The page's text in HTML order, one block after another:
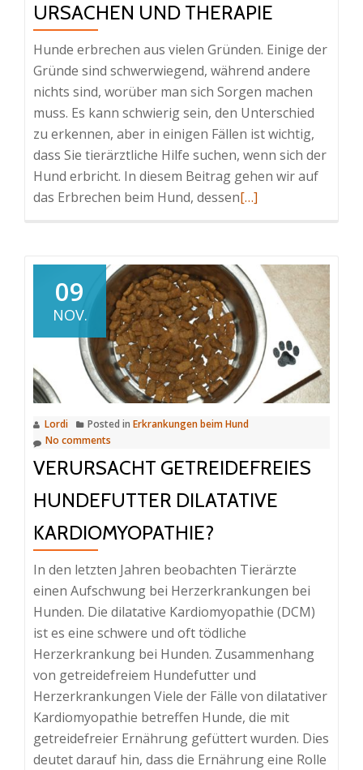
URSACHEN UND THERAPIE
Hunde erbrechen aus vielen Gründen. Einige der
Gründe sind schwerwiegend, während andere
nichts sind, worüber man sich Sorgen machen
muss. Es kann schwierig sein, den Unterschied
zu erkennen, aber in einigen Fällen ist wichtig,
dass Sie tierärztliche Hilfe suchen, wenn sich der
Hund erbricht. In diesem Beitrag gehen wir auf
das Erbrechen beim Hund, dessenRead
beim
Hund:
Ursachen
und
Therapie
[…]
09
NOV.
Lordi Posted in Erkrankungen beim Hund
No comments
VERURSACHT GETREIDEFREIES
HUNDEFUTTER DILATATIVE
KARDIOMYOPATHIE?
In den letzten Jahren beobachten Tierärzte
einen Aufschwung bei Herzerkrankungen bei
Hunden. Die dilatative Kardiomyopathie (DCM)
ist es eine schwere und oft tödliche
Herzerkrankung bei Hunden. Zusammenhang
von getreidefreiem Hundefutter und
Herzerkrankungen Viele der Fälle von dilatativer
Kardiomyopathie betreffen Hunde, die mit
getreidefreier Ernährung gefüttert wurden. Dies
deutet darauf hin, dass die Ernährung eine Rolle